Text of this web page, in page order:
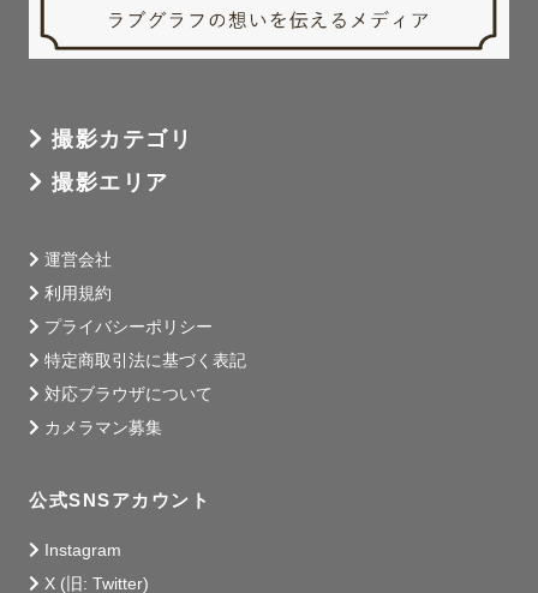
撮影カテゴリ
撮影エリア
運営会社
利用規約
プライバシーポリシー
特定商取引法に基づく表記
対応ブラウザについて
カメラマン募集
公式SNSアカウント
Instagram
X (旧: Twitter)